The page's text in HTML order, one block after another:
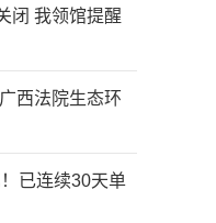
闭 我领馆提醒
西法院生态环
已连续30天单